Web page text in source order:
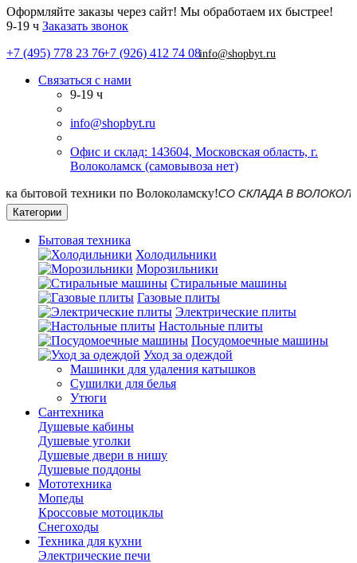
Оформляйте заказы через сайт! Мы обработаем их быстрее!
9-19 ч Заказать звонок
+7 (495) 778 23 76+7 (926) 412 74 08info@shopbyt.ru
Связаться с нами
9-19 ч
info@shopbyt.ru
Офис и склад: 143604, Московская область, г.
Волоколамск (самовывоза нет)
СО СКЛАДА В ВОЛОКОЛАМСКЕ!
Категории
Бытовая техника
Холодильники
Морозильники
Стиральные машины
Газовые плиты
Электрические плиты
Настольные плиты
Посудомоечные машины
Уход за одеждой
Машинки для удаления катышков
Сушилки для белья
Утюги
Сантехника
Душевые кабины
Душевые уголки
Душевые двери в нишу
Душевые поддоны
Мототехника
Мопеды
Кроссовые мотоциклы
Снегоходы
Техника для кухни
Электрические печи